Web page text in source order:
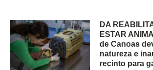
DA
ESTAR
de Canoas
natureza e
recinto para